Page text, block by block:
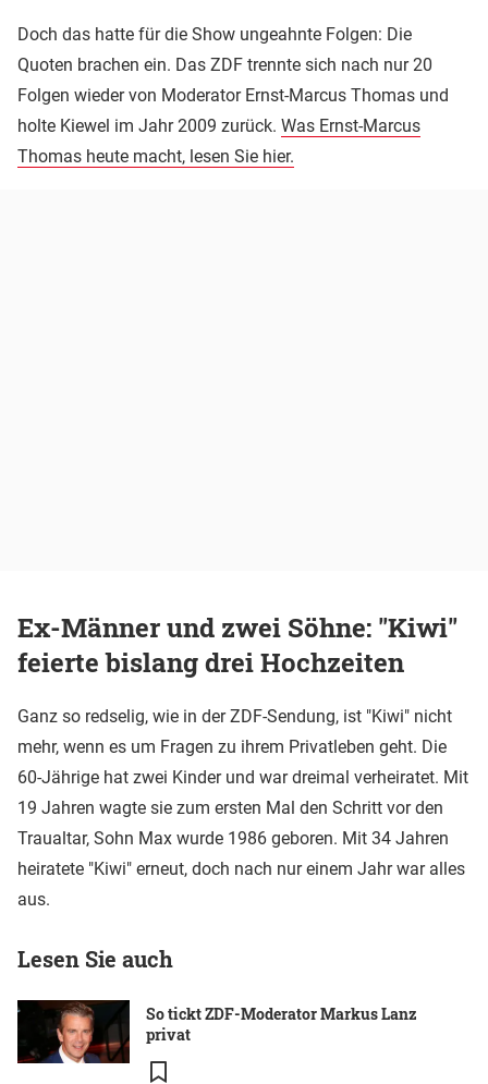
Doch das hatte für die Show ungeahnte Folgen: Die
Quoten brachen ein. Das ZDF trennte sich nach nur 20
Folgen wieder von Moderator Ernst-Marcus Thomas und
holte Kiewel im Jahr 2009 zurück. Was Ernst-Marcus
Thomas heute macht, lesen Sie hier.
Ex-Männer und zwei Söhne: "Kiwi"
feierte bislang drei Hochzeiten
Ganz so redselig, wie in der ZDF-Sendung, ist "Kiwi" nicht
mehr, wenn es um Fragen zu ihrem Privatleben geht. Die
60-Jährige hat zwei Kinder und war dreimal verheiratet. Mit
19 Jahren wagte sie zum ersten Mal den Schritt vor den
Traualtar, Sohn Max wurde 1986 geboren. Mit 34 Jahren
heiratete "Kiwi" erneut, doch nach nur einem Jahr war alles
aus.
Lesen Sie auch
So tickt ZDF-Moderator Markus Lanz
privat